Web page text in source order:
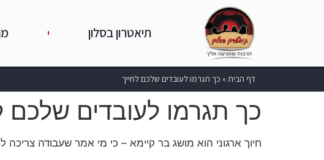
תיאטרון בסלון
דף הבית» כך תגרמו לעובדים שלכם לחייך
כך תגרמו לעובדים שלכם
חיוך ארגוני הוא מושג בר קיימא – כי מי אמר שעבודה